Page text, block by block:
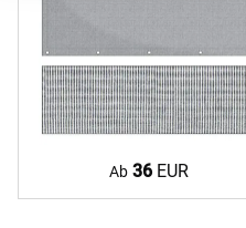
Ab 36 EUR